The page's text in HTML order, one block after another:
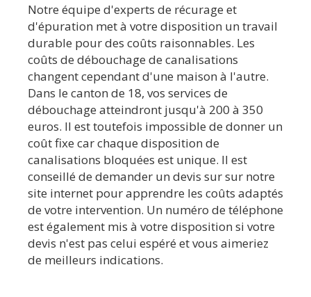
Notre équipe d'experts de récurage et
d'épuration met à votre disposition un travail
durable pour des coûts raisonnables. Les
coûts de débouchage de canalisations
changent cependant d'une maison à l'autre.
Dans le canton de 18, vos services de
débouchage atteindront jusqu'à 200 à 350
euros. Il est toutefois impossible de donner un
coût fixe car chaque disposition de
canalisations bloquées est unique. Il est
conseillé de demander un devis sur sur notre
site internet pour apprendre les coûts adaptés
de votre intervention. Un numéro de téléphone
est également mis à votre disposition si votre
devis n'est pas celui espéré et vous aimeriez
de meilleurs indications.